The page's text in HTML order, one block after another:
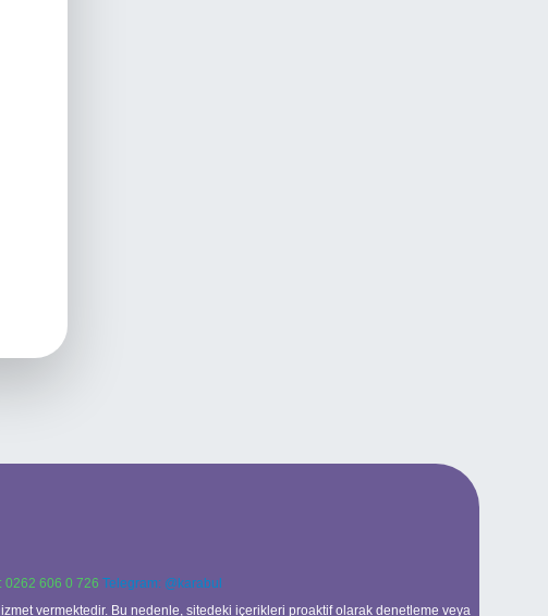
0262 606 0 726 Telegram: @karabul
vermektedir. Bu nedenle, sitedeki içerikleri proaktif olarak denetleme veya